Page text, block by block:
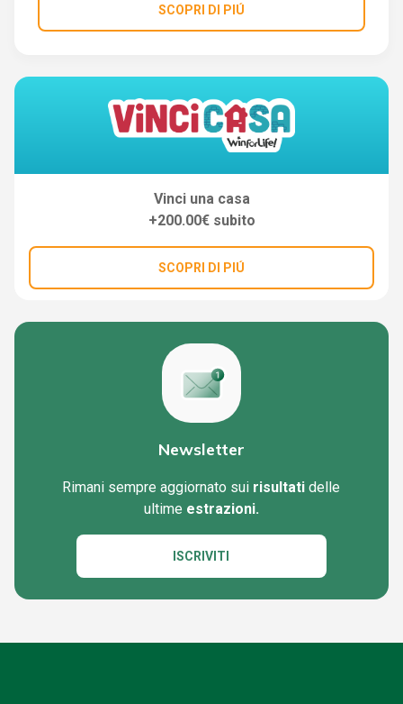
SCOPRI DI PIÚ
Vinci una casa
+200.00€ subito
SCOPRI DI PIÚ
Newsletter
Rimani sempre aggiornato sui risultati delle
ultime estrazioni.
ISCRIVITI